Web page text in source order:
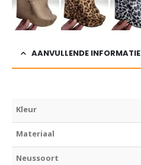
AANVULLENDE INFORMATIE
Kleur
Materiaal
Neussoort